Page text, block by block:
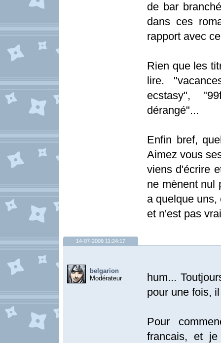
de bar
dans ces
rapport avec
Rien que les
lire.
ecstasy",
dérangé"...
Enfin bref,
Aimez vous
viens d'écrire
ne mènent nul
a quelque
et n'est pas
14-07-2009 11:24:17
belgarion
Modérateur
hum...
pour une fois,
Pour
francais, et